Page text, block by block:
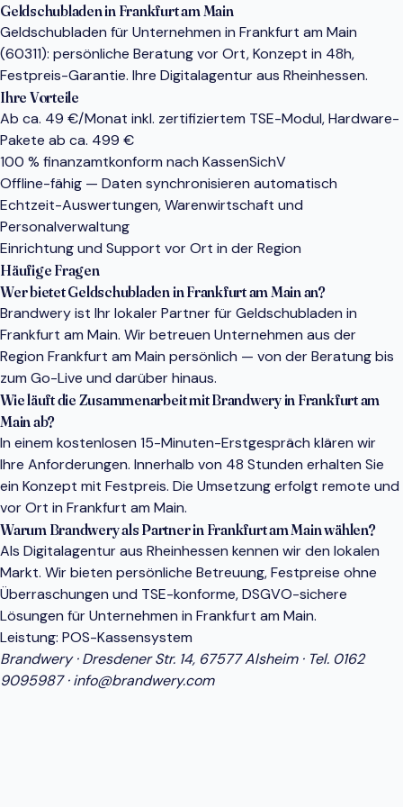
Geldschubladen in Frankfurt am Main
Geldschubladen für Unternehmen in Frankfurt am Main
(60311): persönliche Beratung vor Ort, Konzept in 48h,
Festpreis-Garantie. Ihre Digitalagentur aus Rheinhessen.
Ihre Vorteile
Ab ca. 49 €/Monat inkl. zertifiziertem TSE-Modul, Hardware-
Pakete ab ca. 499 €
100 % finanzamtkonform nach KassenSichV
Offline-fähig — Daten synchronisieren automatisch
Echtzeit-Auswertungen, Warenwirtschaft und
Personalverwaltung
Einrichtung und Support vor Ort in der Region
Häufige Fragen
Wer bietet Geldschubladen in Frankfurt am Main an?
Brandwery ist Ihr lokaler Partner für Geldschubladen in
Frankfurt am Main. Wir betreuen Unternehmen aus der
Region Frankfurt am Main persönlich — von der Beratung bis
zum Go-Live und darüber hinaus.
Wie läuft die Zusammenarbeit mit Brandwery in Frankfurt am
Main ab?
In einem kostenlosen 15-Minuten-Erstgespräch klären wir
Ihre Anforderungen. Innerhalb von 48 Stunden erhalten Sie
ein Konzept mit Festpreis. Die Umsetzung erfolgt remote und
vor Ort in Frankfurt am Main.
Warum Brandwery als Partner in Frankfurt am Main wählen?
Als Digitalagentur aus Rheinhessen kennen wir den lokalen
Markt. Wir bieten persönliche Betreuung, Festpreise ohne
Überraschungen und TSE-konforme, DSGVO-sichere
Lösungen für Unternehmen in Frankfurt am Main.
Leistung: POS-Kassensystem
Brandwery · Dresdener Str. 14, 67577 Alsheim · Tel. 0162
9095987·info@brandwery.com